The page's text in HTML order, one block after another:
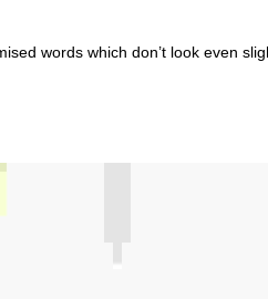
words which don’t look even